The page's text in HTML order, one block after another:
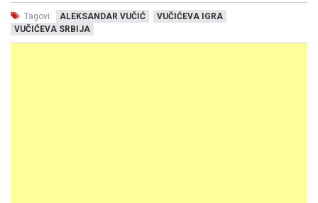
Tagovi: ALEKSANDAR VUČIĆ
VUČIĆEVA IGRA
VUČIĆEVA SRBIJA